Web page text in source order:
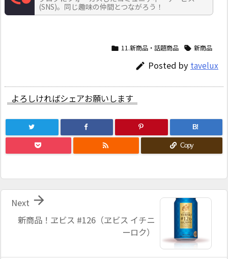
(SNS)。同じ趣味の仲間とつながろう！
 11.新商品・話題商品  新商品
 Posted by tavelux
よろしければシェアお願いします
B!
 Copy
新商品！ヱビス #126（ヱビス イチニ
ーロク）

Next